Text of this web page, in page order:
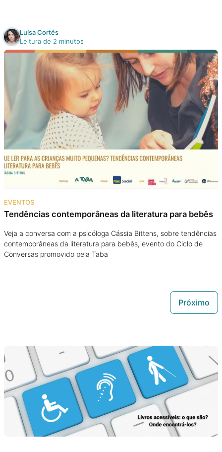
Luísa Cortés
Leitura de 2 minutos
EVENTOS
Tendências contemporâneas da literatura para bebês
Veja a conversa com a psicóloga Cássia Bittens, sobre tendências
contemporâneas da literatura para bebês, evento do Ciclo de
Conversas promovido pela Taba
Próximo